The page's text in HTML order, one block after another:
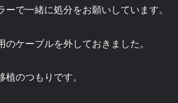
で一緒に処分をお願いしています。
ケーブルを外しておきました。
のつもりです。